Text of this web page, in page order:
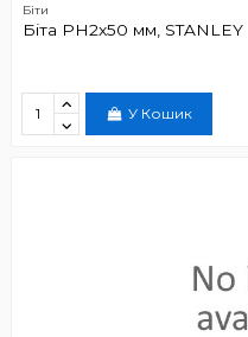
Біти
Біта PH2x50 мм, STANLEY
У Кошик